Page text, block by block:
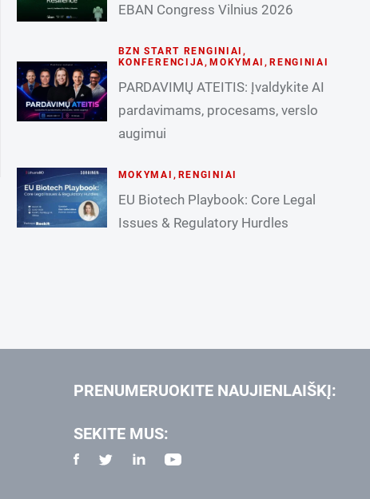
EBAN Congress Vilnius 2026
BZN START RENGINIAI ,
KONFERENCIJA ,MOKYMAI ,RENGINIAI
PARDAVIMŲ ATEITIS: Įvaldykite AI
pardavimams, procesams, verslo
augimui
MOKYMAI , RENGINIAI
EU Biotech Playbook: Core Legal
Issues & Regulatory Hurdles
PRENUMERUOKITE NAUJIENLAIŠKĮ:
SEKITE MUS: